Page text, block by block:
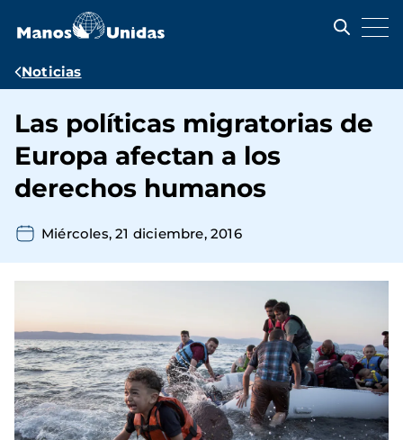
contenido
Ruta
navegación
Noticias
Las políticas migratorias de
Europa afectan a los
derechos humanos
Miércoles, 21 diciembre, 2016